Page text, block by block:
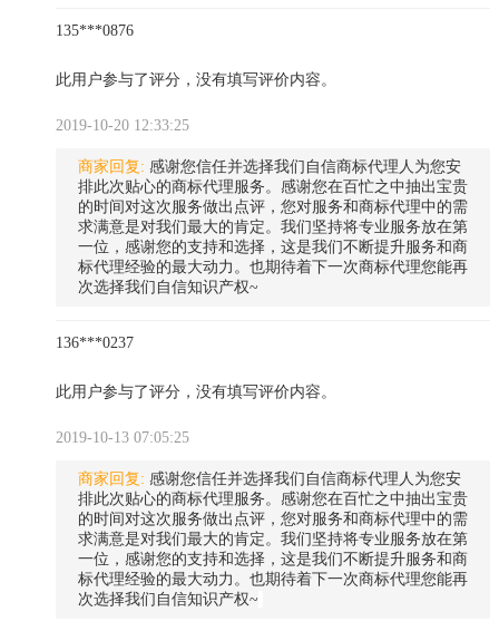
135***0876
此用户参与了评分，没有填写评价内容。
2019-10-20 12:33:25
商家回复: 感谢您信任并选择我们自信商标代理人为您安
排此次贴心的商标代理服务。感谢您在百忙之中抽出宝贵
的时间对这次服务做出点评，您对服务和商标代理中的需
求满意是对我们最大的肯定。我们坚持将专业服务放在第
一位，感谢您的支持和选择，这是我们不断提升服务和商
标代理经验的最大动力。也期待着下一次商标代理您能再
次选择我们自信知识产权~
136***0237
此用户参与了评分，没有填写评价内容。
2019-10-13 07:05:25
商家回复: 感谢您信任并选择我们自信商标代理人为您安
排此次贴心的商标代理服务。感谢您在百忙之中抽出宝贵
的时间对这次服务做出点评，您对服务和商标代理中的需
求满意是对我们最大的肯定。我们坚持将专业服务放在第
一位，感谢您的支持和选择，这是我们不断提升服务和商
标代理经验的最大动力。也期待着下一次商标代理您能再
次选择我们自信知识产权~